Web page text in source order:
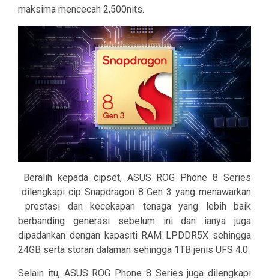
maksima mencecah 2,500nits.
Beralih kepada cipset, ASUS ROG Phone 8 Series
dilengkapi cip Snapdragon 8 Gen 3 yang menawarkan
prestasi dan kecekapan tenaga yang lebih baik
berbanding generasi sebelum ini dan ianya juga
dipadankan dengan kapasiti RAM LPDDR5X sehingga
24GB serta storan dalaman sehingga 1TB jenis UFS 4.0.
Selain itu, ASUS ROG Phone 8 Series juga dilengkapi